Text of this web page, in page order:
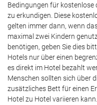
Bedingungen für
zu erkundigen. Diese
gelten immer dann, wenn
maximal zwei Kindern
benötigen, geben Sie dies
Hotels nur über einen
es direkt im Hotel bezahlt
Menschen sollten sich über
zusätzliches Bett für einen
Hotel zu Hotel variieren